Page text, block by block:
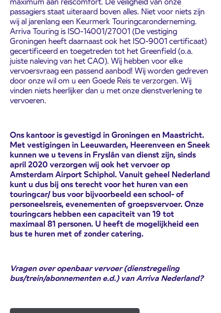
passagiers staat uiteraard boven alles. Niet voor niets zijn
wij al jarenlang een Keurmerk Touringcaronderneming.
Arriva Touring is ISO-14001/27001 (De vestiging
Groningen heeft daarnaast ook het ISO-9001 certificaat)
gecertificeerd en toegetreden tot het Greenfield (o.a.
juiste naleving van het CAO). Wij hebben voor elke
vervoersvraag een passend aanbod! Wij worden gedreven
door onze wil om u een Goede Reis te verzorgen. Wij
vinden niets heerlijker dan u met onze dienstverlening te
vervoeren.
Ons kantoor is gevestigd in Groningen en Maastricht.
Met vestigingen in Leeuwarden, Heerenveen en Sneek
kunnen we u tevens in Fryslân van dienst zijn, sinds
april 2020 verzorgen wij ook het vervoer op
Amsterdam Airport Schiphol. Vanuit geheel Nederland
kunt u dus bij ons terecht voor het huren van een
touringcar/ bus voor bijvoorbeeld een school- of
personeelsreis, evenementen of groepsvervoer. Onze
touringcars hebben een capaciteit van 19 tot
maximaal 81 personen. U heeft de mogelijkheid een
bus te huren met of zonder catering.
Vragen over openbaar vervoer (dienstregeling
bus/trein/abonnementen e.d.) van Arriva Nederland?